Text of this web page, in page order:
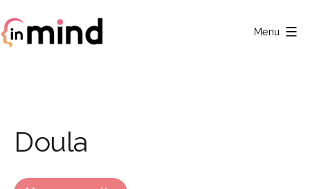
para
Menu
Category:
Doula